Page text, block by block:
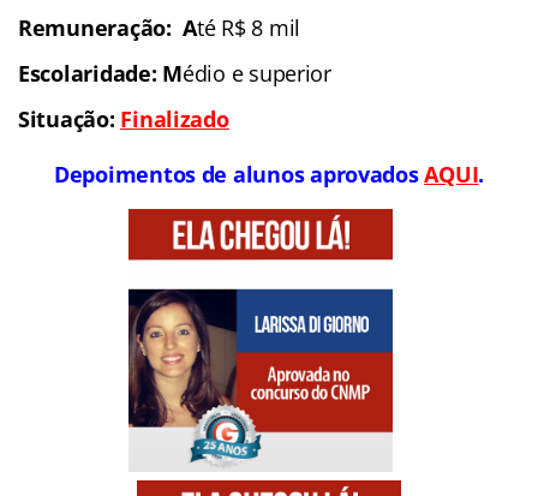
Remuneração: Até R$ 8 mil
Escolaridade: Médio e superior
Situação: Finalizado
Depoimentos de alunos aprovadosAQUI.